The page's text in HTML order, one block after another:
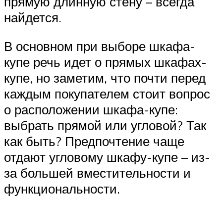
найдется.
В основном при выборе шкафа-
купе речь идет о прямых шкафах-
купе, но заметим, что почти перед
каждым покупателем стоит вопрос
о расположении шкафа-купе:
выбрать прямой или угловой? Так
как быть? Предпочтение чаще
отдают угловому шкафу-купе – из-
за большей вместительности и
функциональности.